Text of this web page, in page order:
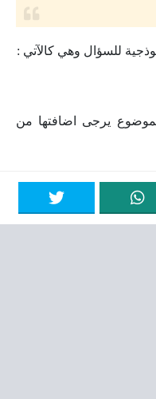
للسؤال وهي كالآتي :
يرجى اضافتها من